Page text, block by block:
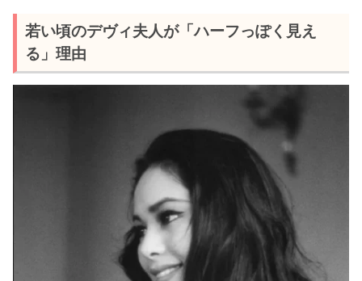
若い頃のデヴィ夫人が「ハーフっぽく見え
る」理由